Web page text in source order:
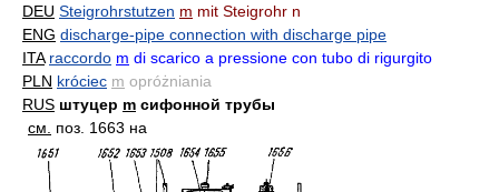
DEU Steigrohrstutzen m mit Steigrohr n
ENG discharge-pipe connection with discharge pipe
ITA raccordo m di scarico a pressione con tubo di rigurgito
PLN króciec m opróżniania
RUS штуцер m сифонной трубы
см.
поз. 1663 на